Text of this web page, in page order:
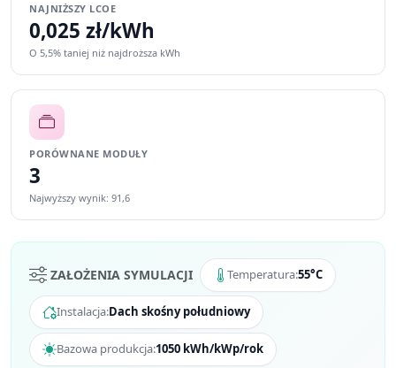
NAJNIŻSZY LCOE
0,025 zł/kWh
O 5,5% taniej niż najdroższa kWh
PORÓWNANE MODUŁY
3
Najwyższy wynik: 91,6
ZAŁOŻENIA SYMULACJI Temperatura:55°C
Instalacja:Dach skośny południowy
Bazowa produkcja:1050 kWh/kWp/rok